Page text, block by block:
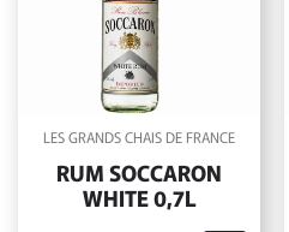
LES GRANDS CHAIS DE FRANCE
RUM SOCCARON
WHITE 0,7L